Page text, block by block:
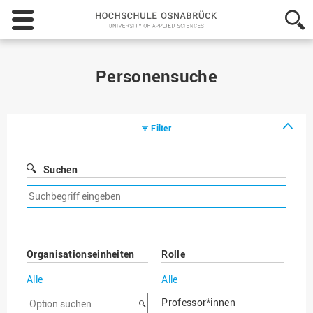
Hochschule
Osnabrück
-
Personensuche
Filter
Suchen
Suchfilter
entfernen
Organisationseinheiten
Alle
Option
Rolle
Alle
Professor*innen